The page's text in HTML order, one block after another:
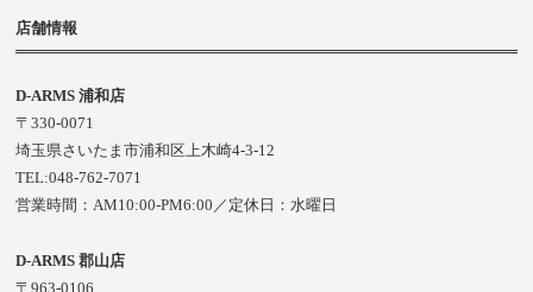
店舗情報
D-ARMS 浦和店
〒330-0071
埼玉県さいたま市浦和区上木崎4-3-12
TEL:048-762-7071
営業時間：AM10:00-PM6:00／定休日：水曜日
D-ARMS 郡山店
〒963-0106